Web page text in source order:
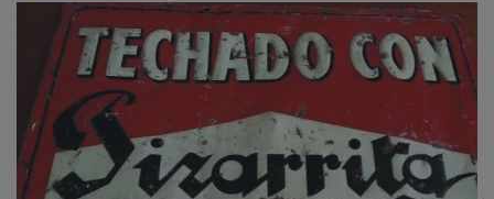
motivo del conflicto bélico. Se produjo igualmente un
aumento de trabajadores en la fábrica conocida
coloquialmente como “ La Pizarrita”, debido a la gran
demanda de productos como las tuberías de
conducción de aguas, piezas de saneamiento y sobre
todo los famosos canalones que se instalaban en los
tejados de las naves industriales y viviendas.